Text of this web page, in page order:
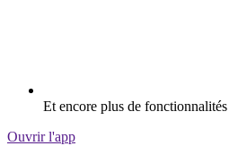
Et encore plus de fonctionnalités
Ouvrir l'app